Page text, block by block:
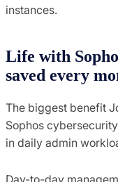
instances.
Life with
saved every
The biggest benefit
Sophos
in daily admin
Day-to-day